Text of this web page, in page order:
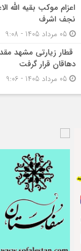
اعزام موکب بقیه الله
نجف اشرف
05 مرداد 1405 - 9:08
قطار زیارتی مشهد
دهاقان قرار گرفت
05 مرداد 1405 - 9:06